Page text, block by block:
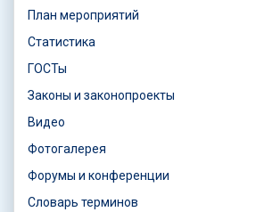
План мероприятий
Статистика
ГОСТы
Законы и законопроекты
Видео
Фотогалерея
Форумы и конференции
Словарь терминов